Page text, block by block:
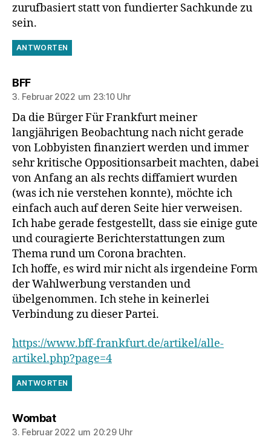
zurufbasiert statt von fundierter Sachkunde zu
sein.
ANTWORTEN
BFFsagt:
3. Februar 2022 um 23:10 Uhr
Da die Bürger Für Frankfurt meiner
langjährigen Beobachtung nach nicht gerade
von Lobbyisten finanziert werden und immer
sehr kritische Oppositionsarbeit machten, dabei
von Anfang an als rechts diffamiert wurden
(was ich nie verstehen konnte), möchte ich
einfach auch auf deren Seite hier verweisen.
Ich habe gerade festgestellt, dass sie einige gute
und couragierte Berichterstattungen zum
Thema rund um Corona brachten.
Ich hoffe, es wird mir nicht als irgendeine Form
der Wahlwerbung verstanden und
übelgenommen. Ich stehe in keinerlei
Verbindung zu dieser Partei.
https://www.bff-frankfurt.de/artikel/alle-
artikel.php?page=4
ANTWORTEN
Wombatsagt:
3. Februar 2022 um 20:29 Uhr